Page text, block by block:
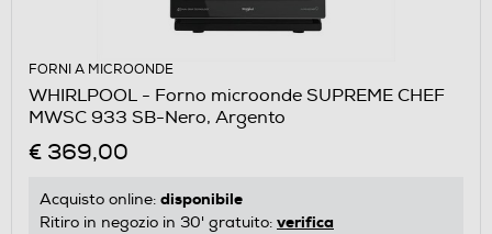
FORNI A MICROONDE
WHIRLPOOL - Forno microonde SUPREME CHEF
MWSC 933 SB-Nero, Argento
€ 369,00
Acquisto online: disponibile
Ritiro in negozio in 30' gratuito: verifica